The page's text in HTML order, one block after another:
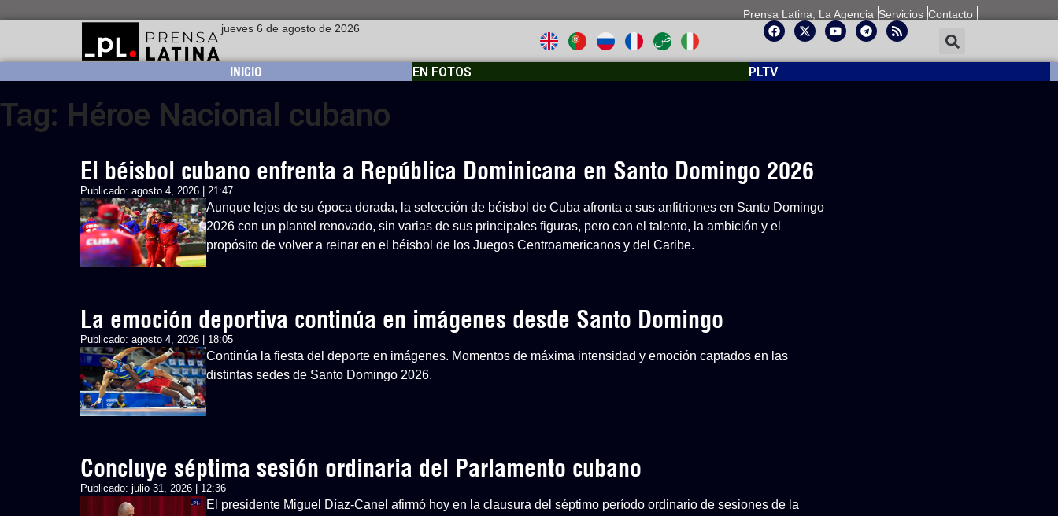
Prensa Latina, La Agencia Servicios Contacto
jueves 6 de agosto de 2026
INICIO EN FOTOS PLTV
Tag: Héroe Nacional cubano
El béisbol cubano enfrenta a República Dominicana en Santo Domingo 2026
Publicado: agosto 4, 2026 | 21:47
Aunque lejos de su época dorada, la selección de béisbol de Cuba afronta a sus anfitriones en Santo Domingo
2026 con un plantel renovado, sin varias de sus principales figuras, pero con el talento, la ambición y el
propósito de volver a reinar en el béisbol de los Juegos Centroamericanos y del Caribe.
La emoción deportiva continúa en imágenes desde Santo Domingo
Publicado: agosto 4, 2026 | 18:05
Continúa la fiesta del deporte en imágenes. Momentos de máxima intensidad y emoción captados en las
distintas sedes de Santo Domingo 2026.
Concluye séptima sesión ordinaria del Parlamento cubano
Publicado: julio 31, 2026 | 12:36
El presidente Miguel Díaz-Canel afirmó hoy en la clausura del séptimo período ordinario de sesiones de la